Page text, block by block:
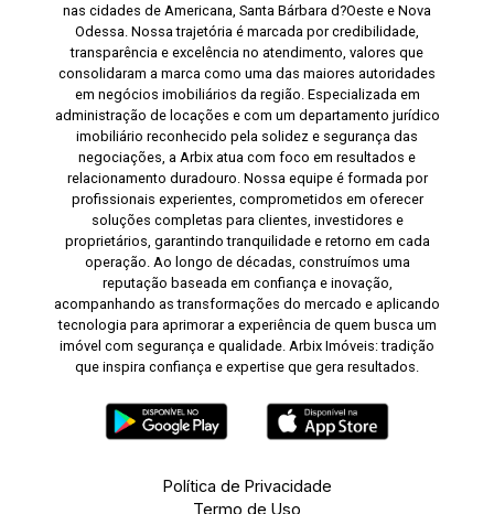
nas cidades de Americana, Santa Bárbara d?Oeste e Nova
Odessa. Nossa trajetória é marcada por credibilidade,
transparência e excelência no atendimento, valores que
consolidaram a marca como uma das maiores autoridades
em negócios imobiliários da região. Especializada em
administração de locações e com um departamento jurídico
imobiliário reconhecido pela solidez e segurança das
negociações, a Arbix atua com foco em resultados e
relacionamento duradouro. Nossa equipe é formada por
profissionais experientes, comprometidos em oferecer
soluções completas para clientes, investidores e
proprietários, garantindo tranquilidade e retorno em cada
operação. Ao longo de décadas, construímos uma
reputação baseada em confiança e inovação,
acompanhando as transformações do mercado e aplicando
tecnologia para aprimorar a experiência de quem busca um
imóvel com segurança e qualidade. Arbix Imóveis: tradição
que inspira confiança e expertise que gera resultados.
Política de Privacidade
Termo de Uso